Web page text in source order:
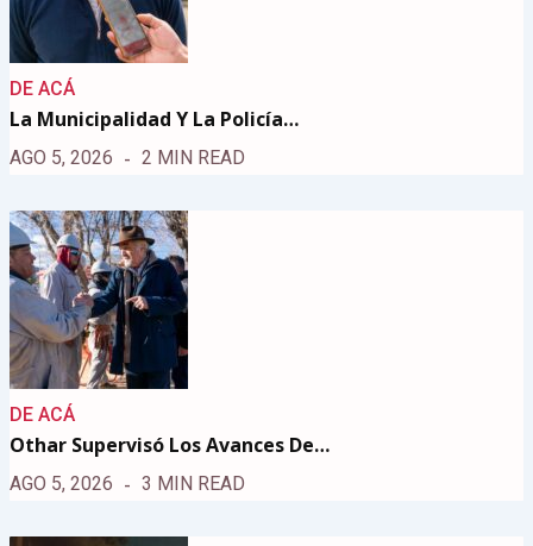
DE ACÁ
La Municipalidad Y La Policía…
AGO 5, 2026 2 MIN READ
DE ACÁ
Othar Supervisó Los Avances De…
AGO 5, 2026 3 MIN READ